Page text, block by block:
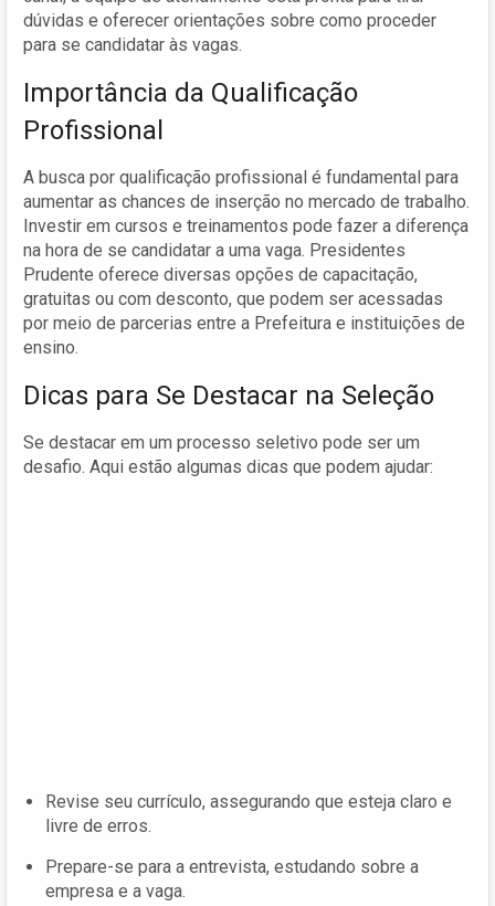
dúvidas e oferecer orientações sobre como proceder
para se candidatar às vagas.
Importância da Qualificação
Profissional
A busca por qualificação profissional é fundamental para
aumentar as chances de inserção no mercado de trabalho.
Investir em cursos e treinamentos pode fazer a diferença
na hora de se candidatar a uma vaga. Presidentes
Prudente oferece diversas opções de capacitação,
gratuitas ou com desconto, que podem ser acessadas
por meio de parcerias entre a Prefeitura e instituições de
ensino.
Dicas para Se Destacar na Seleção
Se destacar em um processo seletivo pode ser um
desafio. Aqui estão algumas dicas que podem ajudar:
Revise seu currículo, assegurando que esteja claro e
livre de erros.
Prepare-se para a entrevista, estudando sobre a
empresa e a vaga.